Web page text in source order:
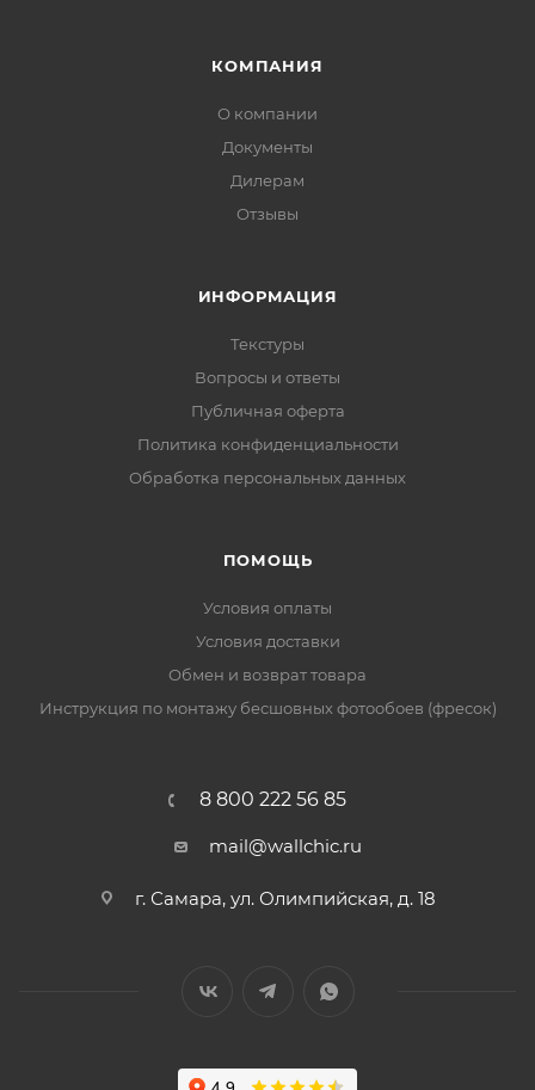
КОМПАНИЯ
О компании
Документы
Дилерам
Отзывы
ИНФОРМАЦИЯ
Текстуры
Вопросы и ответы
Публичная оферта
Политика конфиденциальности
Обработка персональных данных
ПОМОЩЬ
Условия оплаты
Условия доставки
Обмен и возврат товара
Инструкция по монтажу бесшовных фотообоев (фресок)
8 800 222 56 85
mail@wallchic.ru
г. Самара, ул. Олимпийская, д. 18